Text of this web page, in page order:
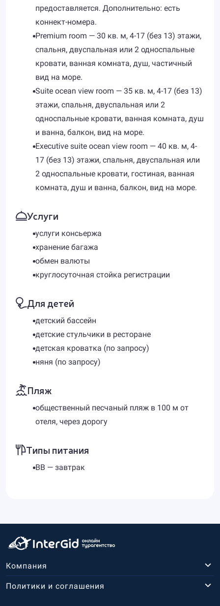
предоставляется. Дополнительно: есть
коннект-номера.
Premium room — 30 кв. м, 4-17 (без 13) этажи,
спальня, двуспальная или 2 односпальные
кровати, ванная комната, душ, частичный
вид на море.
Suite ocean view room — 35 кв. м, 4-17 (без 13)
этажи, спальня, двуспальная или 2
односпальные кровати, ванная комната, душ
и ванна, балкон, вид на море.
Executive suite ocean view room — 40 кв. м, 4-
17 (без 13) этажи, спальня, двуспальная или
2 односпальные кровати, гостиная, ванная
комната, душ и ванна, балкон, вид на море.
Услуги
услуги консьержа
хранение багажа
обмен валюты
круглосуточная стойка регистрации
Для детей
детский бассейн
детские стульчики в ресторане
детская кроватка (по запросу)
няня (по запросу)
Пляж
общественный песчаный пляж в 100 м от
отеля, через дорогу
Типы питания
BB — завтрак
Компания
Политики и соглашения